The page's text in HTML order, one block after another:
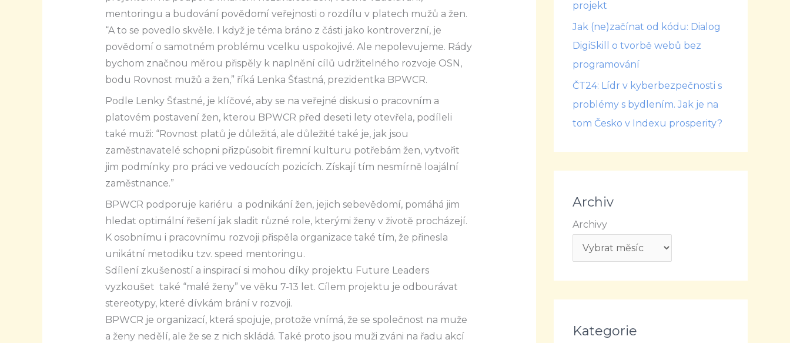
mentoringu a budování povědomí veřejnosti o rozdílu v platech mužů a žen.
“A to se povedlo skvěle. I když je téma bráno z části jako kontroverzní, je
povědomí o samotném problému vcelku uspokojivé. Ale nepolevujeme. Rády
bychom značnou měrou přispěly k naplnění cílů udržitelného rozvoje OSN,
bodu Rovnost mužů a žen,” říká Lenka Šťastná, prezidentka BPWCR.
Podle Lenky Šťastné, je klíčové, aby se na veřejné diskusi o pracovním a
platovém postavení žen, kterou BPWCR před deseti lety otevřela, podíleli
také muži: “Rovnost platů je důležitá, ale důležité také je, jak jsou
zaměstnavatelé schopni přizpůsobit firemní kulturu potřebám žen, vytvořit
jim podmínky pro práci ve vedoucích pozicích. Získají tím nesmírně loajální
zaměstnance.”
BPWCR podporuje kariéru a podnikání žen, jejich sebevědomí, pomáhá jim
hledat optimální řešení jak sladit různé role, kterými ženy v životě procházejí.
K osobnímu i pracovnímu rozvoji přispěla organizace také tím, že přinesla
unikátní metodiku tzv. speed mentoringu.
Sdílení zkušeností a inspirací si mohou díky projektu Future Leaders
vyzkoušet také “malé ženy” ve věku 7-13 let. Cílem projektu je odbourávat
stereotypy, které dívkám brání v rozvoji.
BPWCR je organizací, která spojuje, protože vnímá, že se společnost na muže
a ženy nedělí, ale že se z nich skládá. Také proto jsou muži zváni na řadu akcí
projekt
Jak (ne)začínat od kódu: Dialog
DigiSkill o tvorbě webů bez
programování
ČT24: Lídr v kyberbezpečnosti s
problémy s bydlením. Jak je na
tom Česko v Indexu prosperity?
Archiv
Archivy
Kategorie